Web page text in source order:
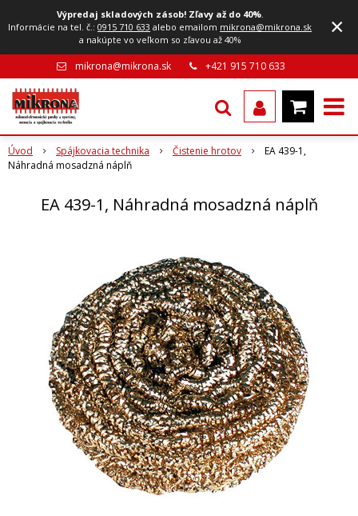
Výpredaj skladových zásob! Zľavy až do 40%.
Informácie na tel. č.:0915 710 633 alebo emailom mikrona@mikrona.sk
a nakúpte vo veľkom so zľavou až 40%
×
mikrona@mikrona.sk +421 915 710 633
Úvod Spájkovacia technika Čistenie hrotov
EA 439-1,
Náhradná mosadzná náplň
EA 439-1, Náhradná mosadzná náplň